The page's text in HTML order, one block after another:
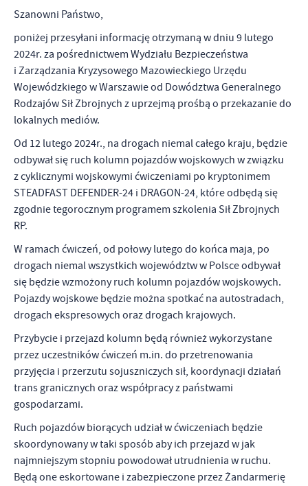
Szanowni Państwo,
poniżej przesyłani informację otrzymaną w dniu 9 lutego
2024r. za pośrednictwem Wydziału Bezpieczeństwa
i Zarządzania Kryzysowego Mazowieckiego Urzędu
Wojewódzkiego w Warszawie od Dowództwa Generalnego
Rodzajów Sił Zbrojnych z uprzejmą prośbą o przekazanie do
lokalnych mediów.
Od 12 lutego 2024r., na drogach niemal całego kraju, będzie
odbywał się ruch kolumn pojazdów wojskowych w związku
z cyklicznymi wojskowymi ćwiczeniami po kryptonimem
STEADFAST DEFENDER-24 i DRAGON-24, które odbędą się
zgodnie tegorocznym programem szkolenia Sił Zbrojnych
RP.
W ramach ćwiczeń, od połowy lutego do końca maja, po
drogach niemal wszystkich województw w Polsce odbywał
się będzie wzmożony ruch kolumn pojazdów wojskowych.
Pojazdy wojskowe będzie można spotkać na autostradach,
drogach ekspresowych oraz drogach krajowych.
Przybycie i przejazd kolumn będą również wykorzystane
przez uczestników ćwiczeń m.in. do przetrenowania
przyjęcia i przerzutu sojuszniczych sił, koordynacji działań
trans granicznych oraz współpracy z państwami
gospodarzami.
Ruch pojazdów biorących udział w ćwiczeniach będzie
skoordynowany w taki sposób aby ich przejazd w jak
najmniejszym stopniu powodował utrudnienia w ruchu.
Będą one eskortowane i zabezpieczone przez Żandarmerię